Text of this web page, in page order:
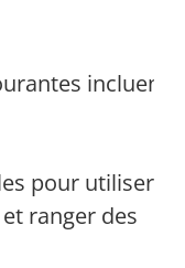
incluent
pour utiliser
ranger des